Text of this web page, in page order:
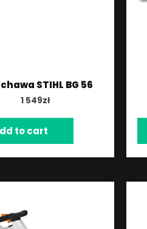
STIHL BG 56
1 549zł
to cart